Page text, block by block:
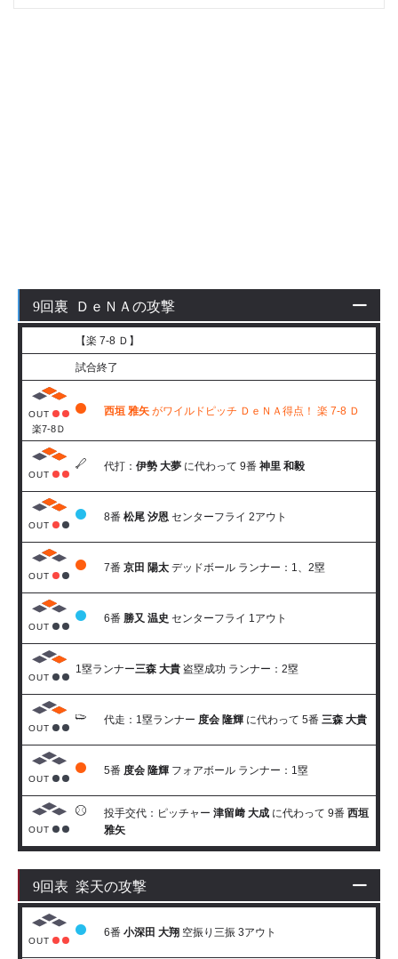
9回裏 ＤｅＮＡの攻撃
【楽 7-8 Ｄ】
試合終了
OUT
楽7-8Ｄ
西垣 雅矢 がワイルドピッチ ＤｅＮＡ得点！ 楽 7-8 Ｄ
OUT
代打： 伊勢 大夢 に代わって 9番 神里 和毅
OUT
8番 松尾 汐恩 センターフライ 2アウト
OUT
7番 京田 陽太 デッドボール ランナー：1、2塁
OUT
6番 勝又 温史 センターフライ 1アウト
OUT
1塁ランナー三森 大貴 盗塁成功 ランナー：2塁
OUT
代走：1塁ランナー 度会 隆輝 に代わって 5番 三森 大貴
OUT
5番 度会 隆輝 フォアボール ランナー：1塁
OUT
投手交代：ピッチャー 津留﨑 大成 に代わって 9番 西垣
雅矢
9回表 楽天の攻撃
OUT
6番 小深田 大翔 空振り三振 3アウト